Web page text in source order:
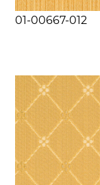
01-00667-012